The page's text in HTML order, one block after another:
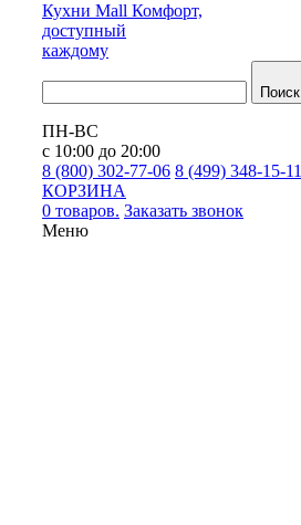
Кухни Mall Комфорт,
доступный
каждому
Поиск
ПН-ВС
с 10:00 до 20:00
8 (800) 302-77-06 8 (499) 348-15-11
КОРЗИНА
0 товаров. Заказать звонок
Меню